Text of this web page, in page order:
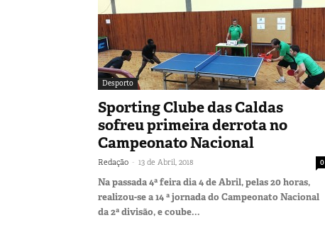
Desporto
Sporting Clube das Caldas
sofreu primeira derrota no
Campeonato Nacional
Redação - 13 de Abril, 2018 0
Na passada 4ª feira dia 4 de Abril, pelas 20 horas,
realizou-se a 14 ª jornada do Campeonato Nacional
da 2ª divisão, e coube...